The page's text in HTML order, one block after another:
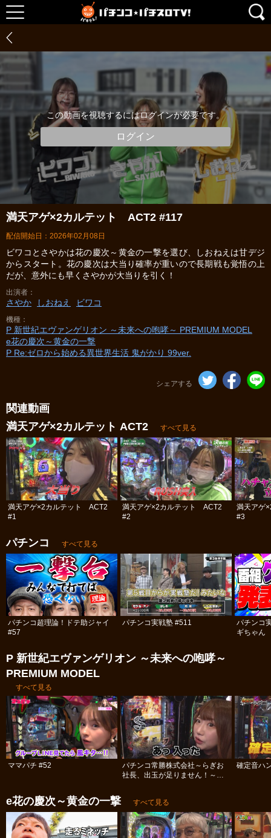
この動画を視聴するにはログインが必要です。
ログイン
満天アゲ×2カルテット ACT2 #117
配信開始日：2026年02月08日
ビワコとさやかは花の慶次～黄金の一撃を選び、しおねえは甘デジ
からスタート。花の慶次は大当り確率が重いので長期戦も覚悟の上
だが、意外にも早くさやかが大当りを引く！
出演者
さやか しおねえ ビワコ
機種
P 新世紀エヴァンゲリオン ～未来への咆哮～ PREMIUM MODEL
e花の慶次～黄金の一撃
P Re:ゼロから始める異世界生活 鬼がかり 99ver.
シェアする
関連動画
満天アゲ×2カルテット ACT2
すべて見る
満天アゲ×2カルテット ACT2
#1
満天アゲ×2カルテット ACT2
#2
満天アゲ
#3
パチンコ すべて見る
パチンコ超理論！ドテ助ジャイ
#57
パチンコ実戦塾 #511
パチンコ
ギちゃん
P 新世紀エヴァンゲリオン ～未来への咆哮～
PREMIUM MODEL
すべて見る
ママパチ #52
パチンコ常勝株式会社～らぎお
社長、出玉が足りません！～
確定音ハ
e花の慶次～黄金の一撃 すべて見る